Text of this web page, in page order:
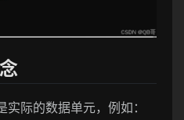
际的数据单元，例如：